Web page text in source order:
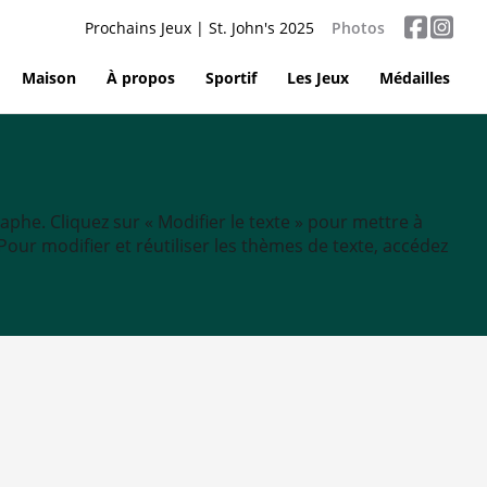
Prochains Jeux | St. John's 2025 Photos
Maison À propos Sportif Les Jeux Médailles
Cliquez sur « Modifier le texte » pour mettre à
modifier et réutiliser les thèmes de texte, accédez